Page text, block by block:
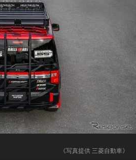
《写真提供 三菱自動車》